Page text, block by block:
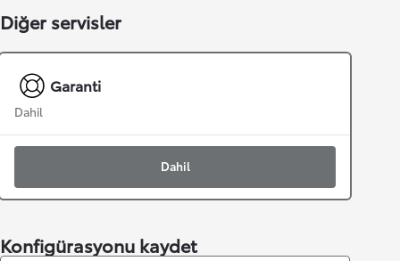
Diğer servisler
Garanti
Dahil
Dahil
Konfigürasyonu kaydet